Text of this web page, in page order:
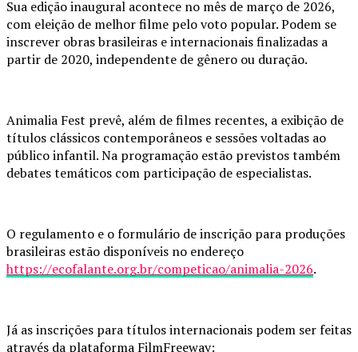
Sua edição inaugural acontece no mês de março de 2026,
com eleição de melhor filme pelo voto popular. Podem se
inscrever obras brasileiras e internacionais finalizadas a
partir de 2020, independente de gênero ou duração.
Animalia Fest prevê, além de filmes recentes, a exibição de
títulos clássicos contemporâneos e sessões voltadas ao
público infantil. Na programação estão previstos também
debates temáticos com participação de especialistas.
O regulamento e o formulário de inscrição para produções
brasileiras estão disponíveis no endereço
https://ecofalante.org.br/competicao/animalia-2026.
Já as inscrições para títulos internacionais podem ser feitas
através da plataforma FilmFreeway: